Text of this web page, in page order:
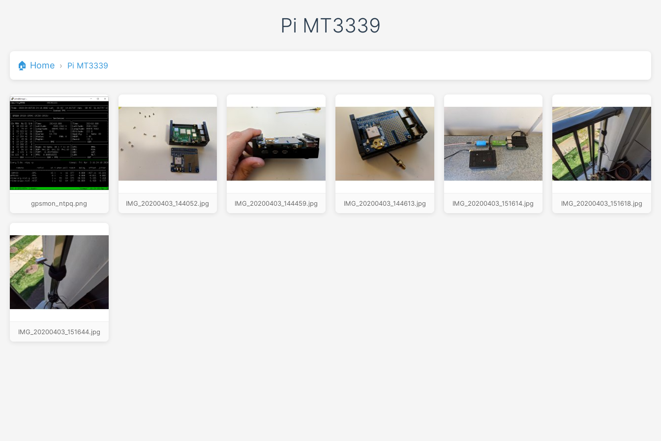
Pi MT3339
🏠 Home › Pi MT3339
gpsmon_ntpq.png IMG_20200403_144052.jpg IMG_20200403_144459.jpg IMG_20200403_144613.jpg IMG_20200403_151614.jpg IMG_20200403_151618.jpg
IMG_20200403_151644.jpg